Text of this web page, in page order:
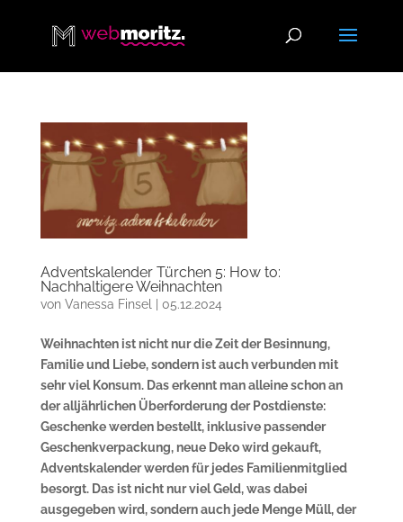
Adventskalender Türchen 5: How to:
Nachhaltigere Weihnachten
von Vanessa Finsel| 05.12.2024
Weihnachten ist nicht nur die Zeit der Besinnung,
Familie und Liebe, sondern ist auch verbunden mit
sehr viel Konsum. Das erkennt man alleine schon an
der alljährlichen Überforderung der Postdienste:
Geschenke werden bestellt, inklusive passender
Geschenkverpackung, neue Deko wird gekauft,
Adventskalender werden für jedes Familienmitglied
besorgt. Das ist nicht nur viel Geld, was dabei
ausgegeben wird, sondern auch jede Menge Müll, der